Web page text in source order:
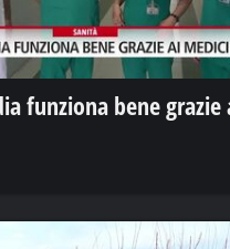
funziona bene grazie